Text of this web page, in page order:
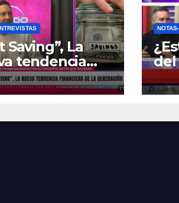
Saving”, La
tendencia
de la
Z
del